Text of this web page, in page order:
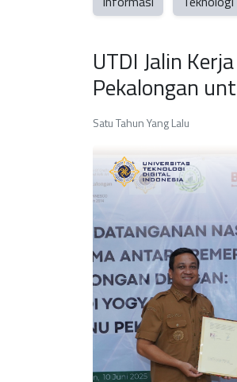
UTDI Jalin
Pekalongan
Satu Tahun Yang Lalu